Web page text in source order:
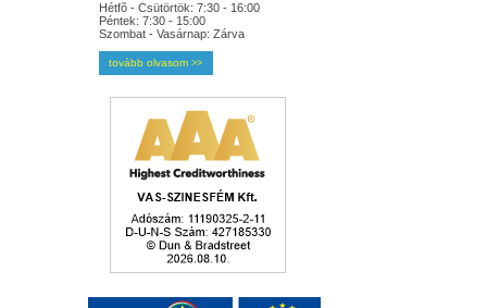
Hétfõ - Csütörtök: 7:30 - 16:00
Péntek: 7:30 - 15:00
Szombat - Vasárnap: Zárva
tovább olvasom >>